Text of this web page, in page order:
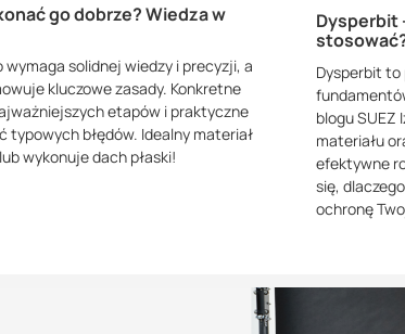
go dobrze? Wiedza w
wymaga solidnej wiedzy i precyzji, a
kluczowe zasady. Konkretne
etapów i praktyczne
typowych błędów. Idealny materiał
wykonuje dach płaski!
Dysperbit
Dysperbit to
blogu SUEZ
materiału
efektywne
się,
ochronę